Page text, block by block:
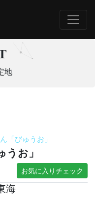
地
「びゅうお」
うお」
お気に入りチェック
海